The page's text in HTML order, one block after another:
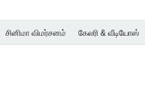
சினிமா விமர்சனம் கேலரி & வீடியோஸ்